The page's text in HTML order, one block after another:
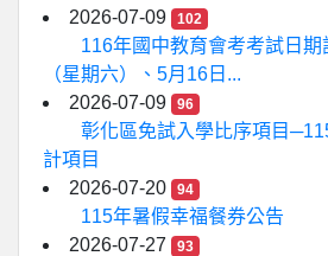
2026-07-09
102
116年國中教育會考考試日期
（星期六）、5月16日...
2026-07-09
96
彰化區免試入學比序項目
計項目
2026-07-20
94
115年暑假幸福餐券公告
2026-07-27
93